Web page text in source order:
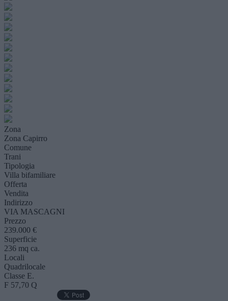
Zona
Zona Capirro
Comune
Trani
Tipologia
Villa bifamiliare
Offerta
Vendita
Indirizzo
VIA MASCAGNI
Prezzo
239.000 €
Superficie
236 mq ca.
Locali
Quadrilocale
Classe E.
F 57,70 Q